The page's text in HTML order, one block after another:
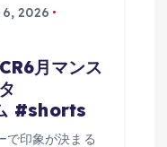
6, 2026
月マンス
#shorts
印象が決まる